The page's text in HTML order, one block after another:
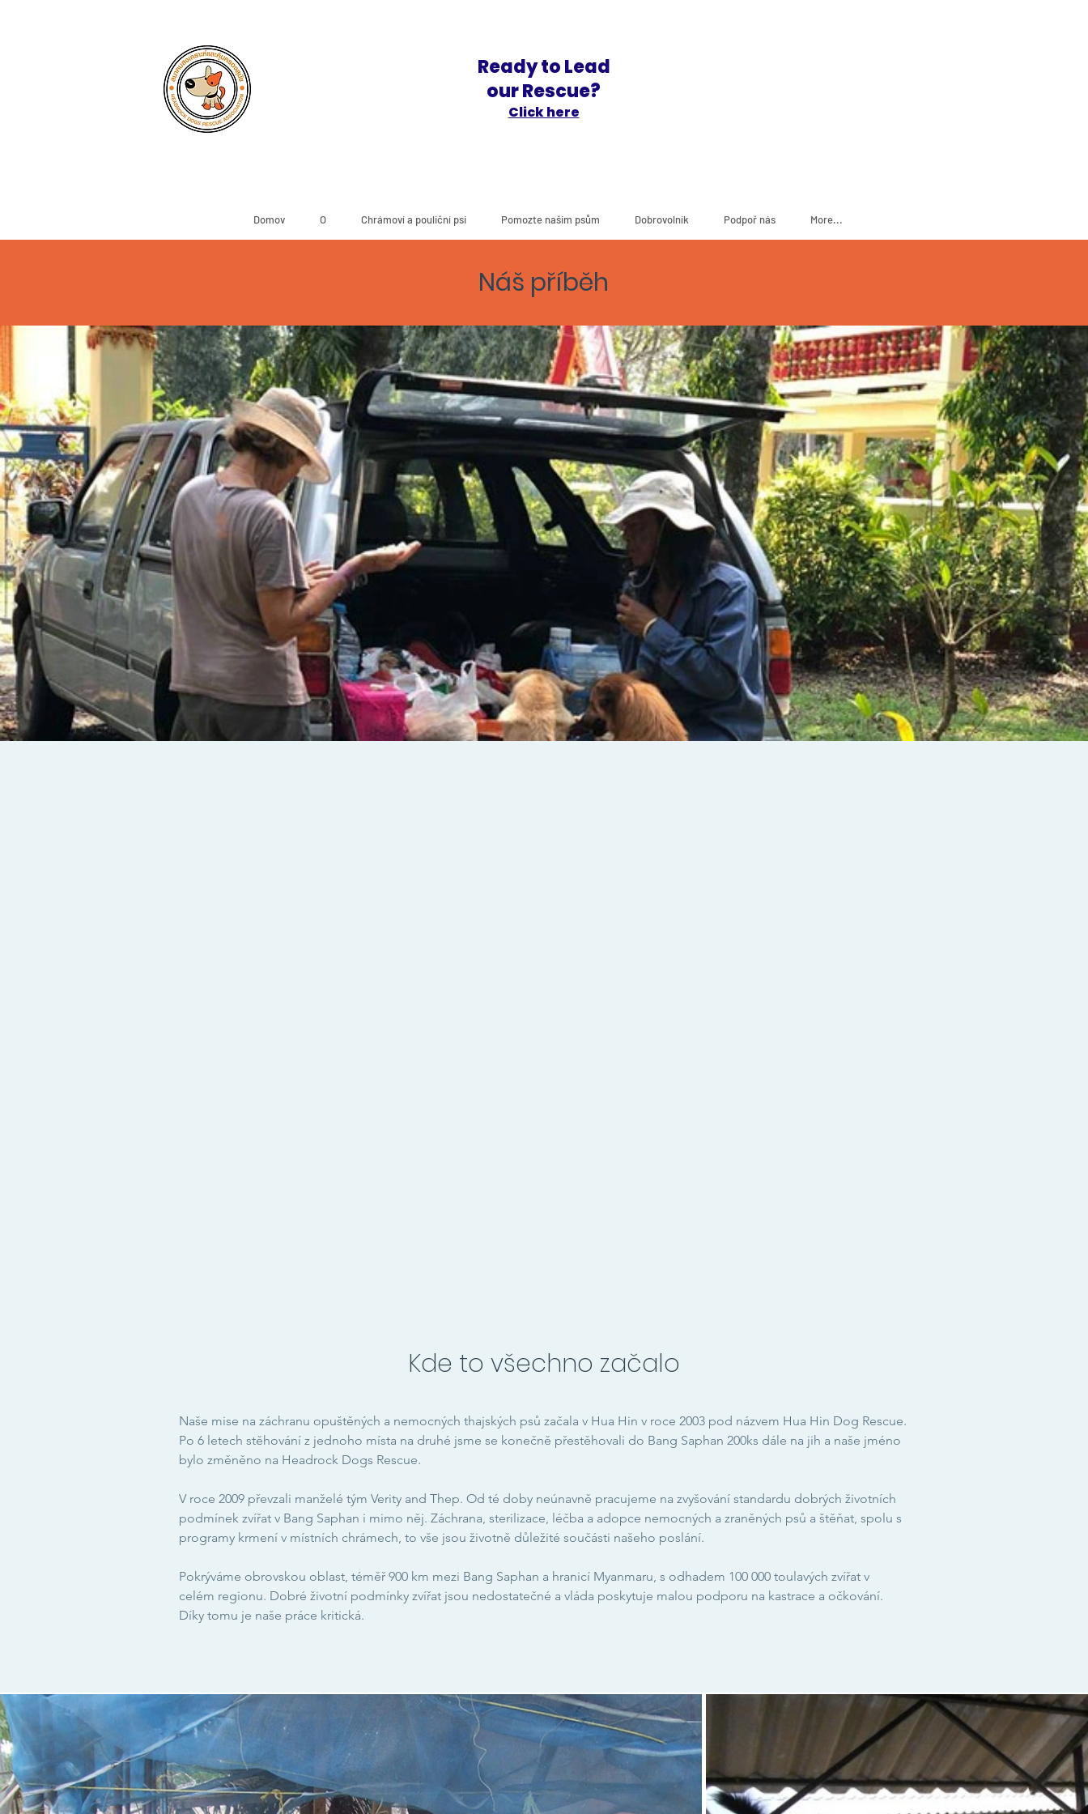
Ready to Lead
our Rescue?
Click here
Domov O Chrámoví a pouliční psi Pomozte našim psům Dobrovolník Podpoř nás More...
Náš příběh
Kde to všechno začalo
Naše mise na záchranu opuštěných a nemocných thajských psů začala v Hua Hin v roce 2003 pod názvem Hua Hin Dog Rescue.
Po 6 letech stěhování z jednoho místa na druhé jsme se konečně přestěhovali do Bang Saphan 200ks dále na jih a naše jméno
bylo změněno na Headrock Dogs Rescue.
V roce 2009 převzali manželé tým Verity and Thep. Od té doby neúnavně pracujeme na zvyšování standardu dobrých životních
podmínek zvířat v Bang Saphan i mimo něj. Záchrana, sterilizace, léčba a adopce nemocných a zraněných psů a štěňat, spolu s
programy krmení v místních chrámech, to vše jsou životně důležité součásti našeho poslání.
Pokrýváme obrovskou oblast, téměř 900 km mezi Bang Saphan a hranicí Myanmaru, s odhadem 100 000 toulavých zvířat v
celém regionu. Dobré životní podmínky zvířat jsou nedostatečné a vláda poskytuje malou podporu na kastrace a očkování.
Díky tomu je naše práce kritická.